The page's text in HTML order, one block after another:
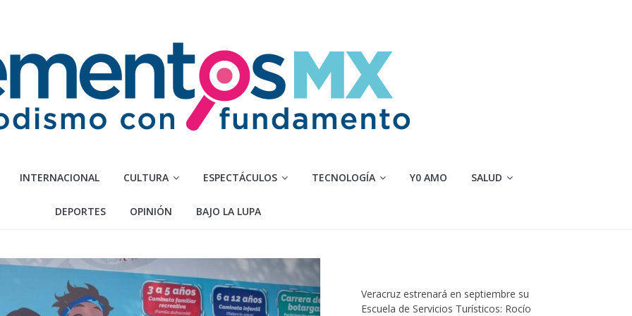
INTERNACIONAL CULTURA ESPECTÁCULOS TECNOLOGÍA Y0 AMO SALUD
DEPORTES OPINIÓN BAJO LA LUPA
Veracruz estrenará en septiembre su
Escuela de Servicios Turísticos: Rocío